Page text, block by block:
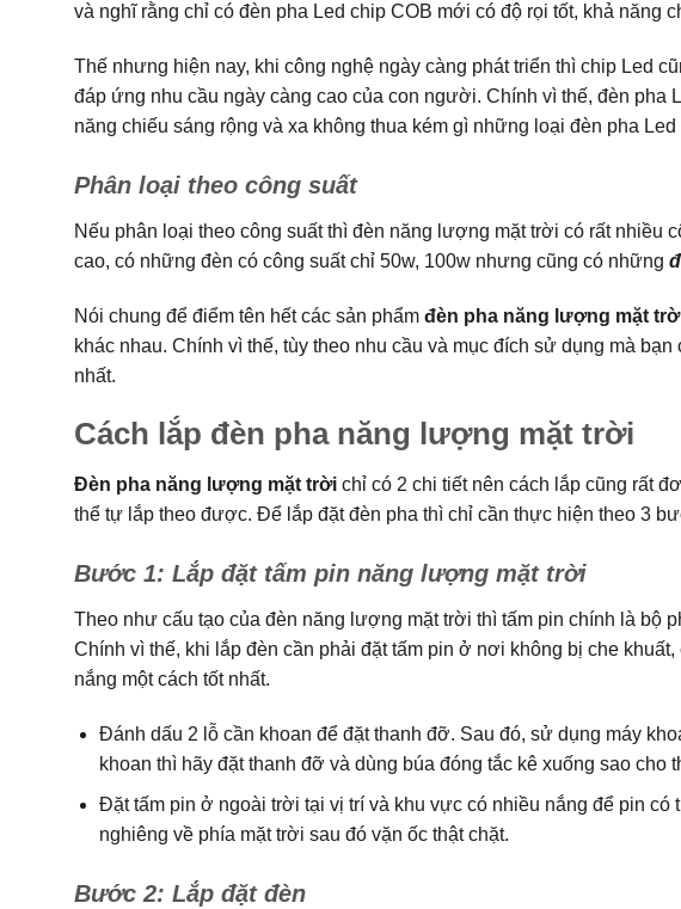
và nghĩ rằng chỉ có đèn pha Led chip COB mới có độ rọi tốt, khả năng
Thế nhưng hiện nay, khi công nghệ ngày càng phát triển thì chip Led
đáp ứng nhu cầu ngày càng cao của con người. Chính vì thế, đèn
năng chiếu sáng rộng và xa không thua kém gì những loại đèn pha
Phân loại theo công suất
Nếu phân loại theo công suất thì đèn năng lượng mặt trời có rất nhiều
cao, có những đèn có công suất chỉ 50w, 100w nhưng cũng có những
Nói chung để điểm tên hết các sản phẩm đèn pha năng lượng mặt
khác nhau. Chính vì thế, tùy theo nhu cầu và mục đích sử dụng mà
nhất.
Cách lắp đèn pha năng lượng mặt trời
Đèn pha năng lượng mặt trời chỉ có 2 chi tiết nên cách lắp cũng rất
thể tự lắp theo được. Để lắp đặt đèn pha thì chỉ cần thực hiện theo 3
Bước 1: Lắp đặt tấm pin năng lượng mặt trời
Theo như cấu tạo của đèn năng lượng mặt trời thì tấm pin chính là bộ
Chính vì thế, khi lắp đèn cần phải đặt tấm pin ở nơi không bị che
nắng một cách tốt nhất.
Đánh dấu 2 lỗ cần khoan để đặt thanh đỡ. Sau đó, sử dụng máy
khoan thì hãy đặt thanh đỡ và dùng búa đóng tắc kê xuống sao cho
Đặt tấm pin ở ngoài trời tại vị trí và khu vực có nhiều nắng để pin có
nghiêng về phía mặt trời sau đó vặn ốc thật chặt.
Bước 2: Lắp đặt đèn